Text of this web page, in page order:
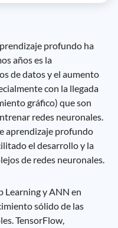
profundo ha
años es la
de datos y el aumento
con la llegada
gráfico) que son
redes neuronales.
aprendizaje profundo
el desarrollo y la
de redes neuronales.
Learning y ANN en
sólido de las
TensorFlow,